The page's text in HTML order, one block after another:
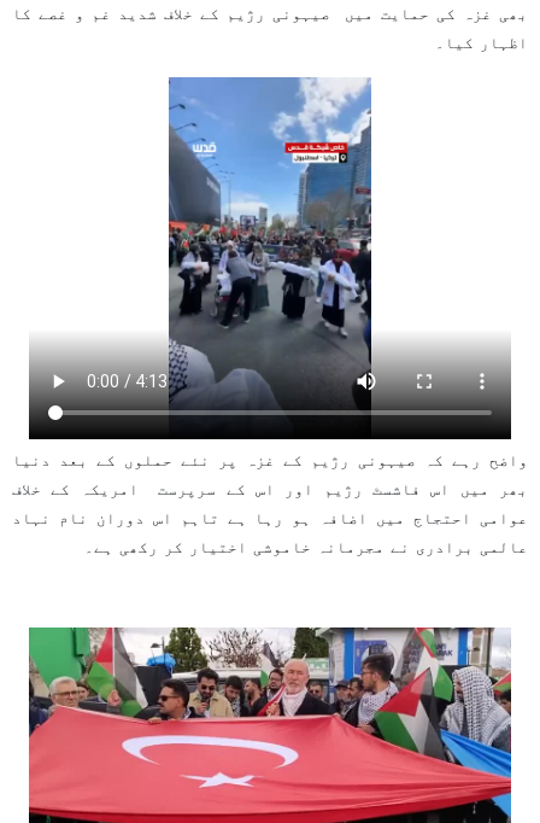
بھی غزہ کی حمایت میں صیہونی رژیم کے خلاف شدید غم و غصے کا
اظہار کیا۔
واضح رہے کہ صیہونی رژیم کے غزہ پر نئے حملوں کے بعد دنیا
بھر میں اس فاشسٹ رژیم اور اس کے سرپرست امریکہ کے خلاف
عوامی احتجاج میں اضافہ ہو رہا ہے تاہم اس دوران نام نہاد
عالمی برادری نے مجرمانہ خاموشی اختیار کر رکھی ہے۔